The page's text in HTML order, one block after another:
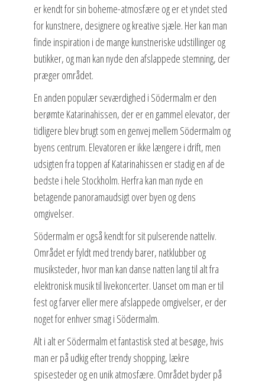
er kendt for sin boheme-atmosfære og er et yndet sted
for kunstnere, designere og kreative sjæle. Her kan man
finde inspiration i de mange kunstneriske udstillinger og
butikker, og man kan nyde den afslappede stemning, der
præger området.
En anden populær seværdighed i Södermalm er den
berømte Katarinahissen, der er en gammel elevator, der
tidligere blev brugt som en genvej mellem Södermalm og
byens centrum. Elevatoren er ikke længere i drift, men
udsigten fra toppen af Katarinahissen er stadig en af de
bedste i hele Stockholm. Herfra kan man nyde en
betagende panoramaudsigt over byen og dens
omgivelser.
Södermalm er også kendt for sit pulserende natteliv.
Området er fyldt med trendy barer, natklubber og
musiksteder, hvor man kan danse natten lang til alt fra
elektronisk musik til livekoncerter. Uanset om man er til
fest og farver eller mere afslappede omgivelser, er der
noget for enhver smag i Södermalm.
Alt i alt er Södermalm et fantastisk sted at besøge, hvis
man er på udkig efter trendy shopping, lækre
spisesteder og en unik atmosfære. Området byder på